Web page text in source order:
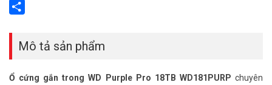
Email
Mô tả sản phẩm
Ổ cứng gắn trong WD Purple Pro 18TB WD181PURP chuyên